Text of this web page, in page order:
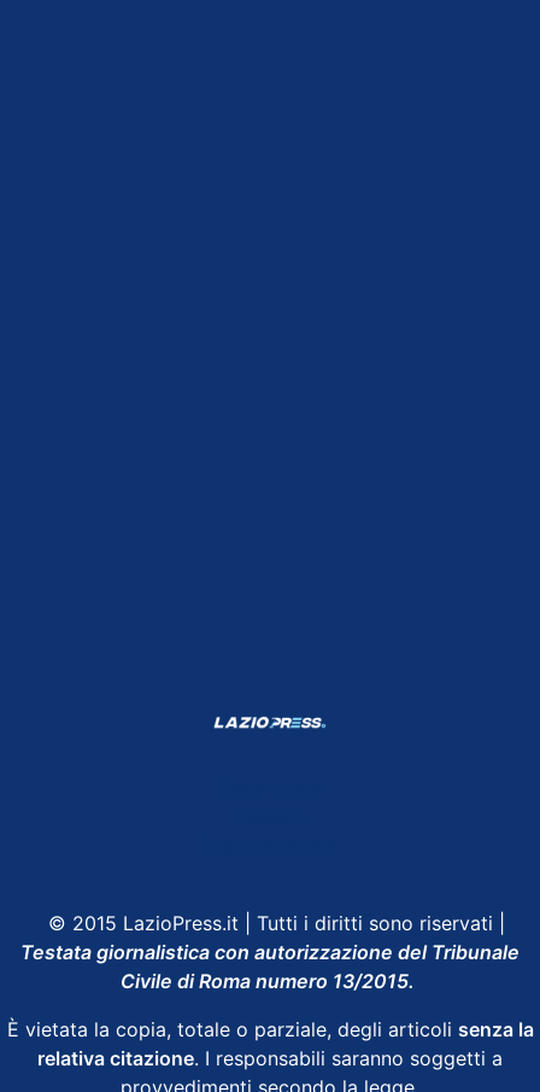
© 2015 LazioPress.it | Tutti i diritti sono riservati |
Testata giornalistica con autorizzazione del Tribunale
Civile di Roma numero 13/2015.
È vietata la copia, totale o parziale, degli articoli senza la
relativa citazione. I responsabili saranno soggetti a
provvedimenti secondo la legge.